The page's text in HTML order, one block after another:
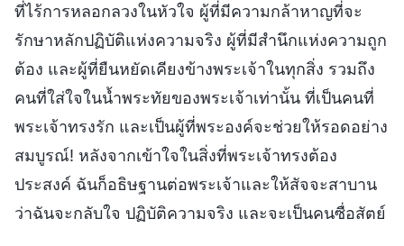
ที่ไร้การหลอกลวงในหัวใจ ผู้ที่มีความกล้าหาญที่จะ
รักษาหลักปฏิบัติแห่งความจริง ผู้ที่มีสำนึกแห่งความถูก
ต้อง และผู้ที่ยืนหยัดเคียงข้างพระเจ้าในทุกสิ่ง รวมถึง
คนที่ใส่ใจในน้ำพระทัยของพระเจ้าเท่านั้น ที่เป็นคนที่
พระเจ้าทรงรัก และเป็นผู้ที่พระองค์จะช่วยให้รอดอย่าง
สมบูรณ์! หลังจากเข้าใจในสิ่งที่พระเจ้าทรงต้อง
ประสงค์ ฉันก็อธิษฐานต่อพระเจ้าและให้สัจจะสาบาน
ว่าฉันจะกลับใจ ปฏิบัติความจริง และจะเป็นคนซื่อสัตย์